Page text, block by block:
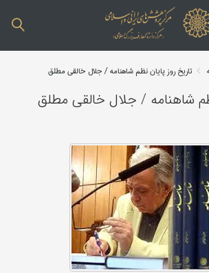
تاریخ روز پایان نظم شاهنامه / جلال خالقی مطلق
شاهنامه / جلال خالقی مطلق